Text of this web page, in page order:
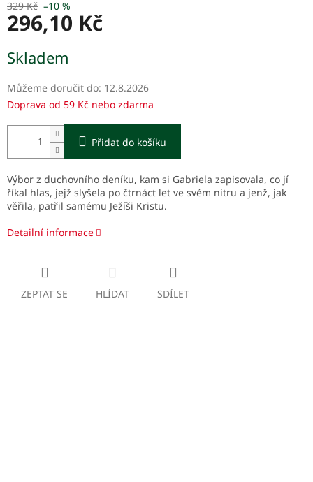
329 Kč –10 %
296,10 Kč
cena:
Skladem
Můžeme doručit do: 12.8.2026
Doprava od 59 Kč nebo zdarma
Přidat do košíku
Výbor z duchovního deníku, kam si Gabriela zapisovala, co jí
říkal hlas, jejž slyšela po čtrnáct let ve svém nitru a jenž, jak
věřila, patřil samému Ježíši Kristu.
Detailní informace
ZEPTAT SE HLÍDAT SDÍLET